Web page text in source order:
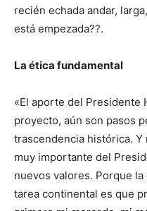
recién echada andar,
está empezada??.
La ética fundamental
«El aporte del Presidente
proyecto, aún son pasos
trascendencia histórica.
muy importante del
nuevos valores. Porque
tarea continental es que